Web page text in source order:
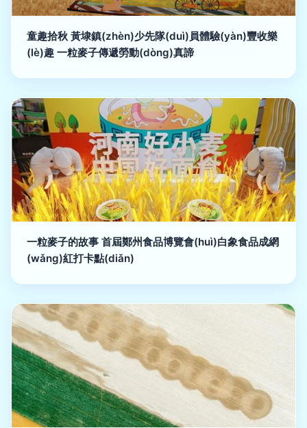
童趣拾秋 黃埭鎮(zhèn)少先隊(duì)員體驗(yàn)豐收樂
(lè)趣 一粒麥子傳遞勞動(dòng)真諦
一粒麥子的故事 首屆鄭州食品博覽會(huì)白象食品成網
(wǎng)紅打卡點(diǎn)